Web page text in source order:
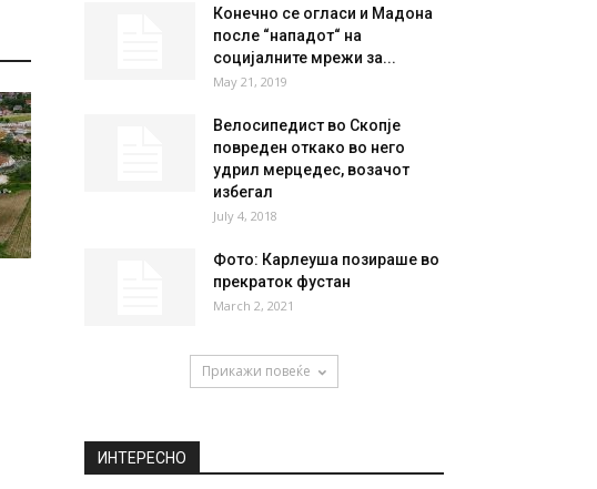
Конечно се огласи и Мадона
после “нападот“ на
социјалните мрежи за...
May 21, 2019
Велосипедист во Скопје
повреден откако во него
удрил мерцедес, возачот
избегал
July 4, 2018
Фото: Карлеуша позираше во
прекраток фустан
March 2, 2021
Прикажи повеќе
ИНТЕРЕСНО